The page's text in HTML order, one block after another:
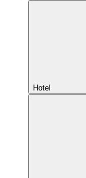
Hotel